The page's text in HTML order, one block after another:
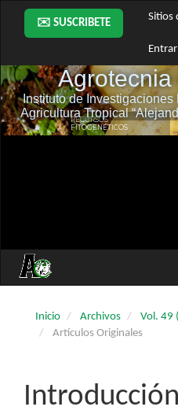
Navegación
principal
Contenido
Barra
lateral
✉️ SUSCRIBETE
Sitios
Entrar
Inicio Archivos
Vol. 49
Artículos Originales